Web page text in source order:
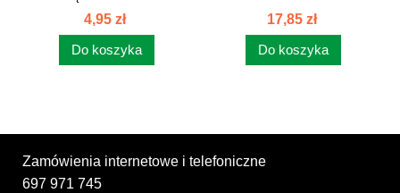
GAZU 80295051
4,95 zł
Do koszyka
KPL.STEROWANIA...
17,85 zł
Do koszyka
Zamówienia internetowe i telefoniczne
697 971 745